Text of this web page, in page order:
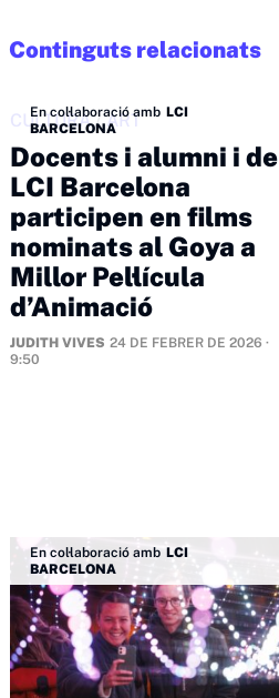
Continguts relacionats
En col·laboració amb LCI
BARCELONA
CULTURA/ART
Docents i alumni i de
LCI Barcelona
participen en films
nominats al Goya a
Millor Pel·lícula
d’Animació
JUDITH VIVES 24 DE FEBRER DE 2026 ·
9:50
En col·laboració amb LCI
BARCELONA